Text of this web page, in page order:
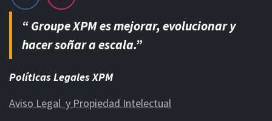
“ Groupe XPM es mejorar, evolucionar y
hacer soñar a escala.”
Políticas Legales XPM
Aviso Legal y Propiedad Intelectual